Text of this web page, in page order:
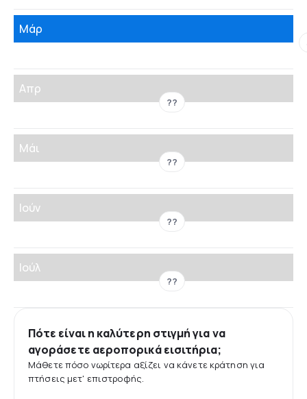
Μάρ
Απρ
??
Μάι
??
Ιούν
??
Ιούλ
??
Πότε είναι η καλύτερη στιγμή για να
αγοράσετε αεροπορικά εισιτήρια;
Μάθετε πόσο νωρίτερα αξίζει να κάνετε κράτηση για
πτήσεις μετ' επιστροφής.